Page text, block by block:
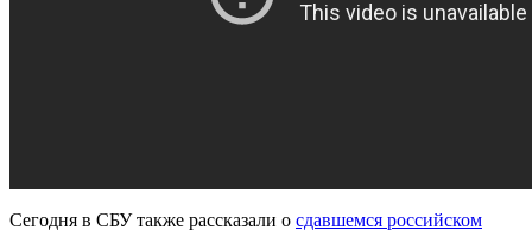
Сегодня в СБУ также рассказали о сдавшемся российском